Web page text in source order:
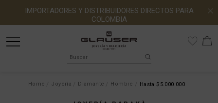
IMPORTADORES Y DISTRIBUIDORES DIRECTOS PARA
COLOMBIA
Home Joyería Diamante Hombre Hasta $5.000.000